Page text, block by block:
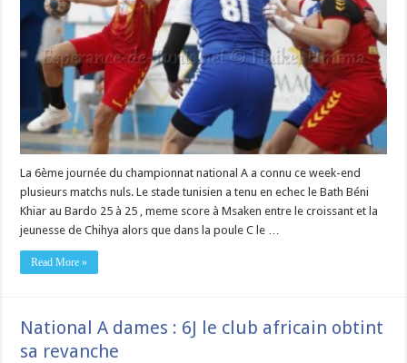
La 6ème journée du championnat national A a connu ce week-end
plusieurs matchs nuls. Le stade tunisien a tenu en echec le Bath Béni
Khiar au Bardo 25 à 25 , meme score à Msaken entre le croissant et la
jeunesse de Chihya alors que dans la poule C le …
Read More »
National A dames : 6J le club africain obtint
sa revanche